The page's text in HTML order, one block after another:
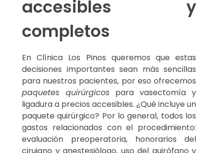
accesibles y
completos
En Clínica Los Pinos queremos que estas
decisiones importantes sean más sencillas
para nuestros pacientes, por eso ofrecemos
paquetes quirúrgicos para vasectomía y
ligadura a precios accesibles. ¿Qué incluye un
paquete quirúrgico? Por lo general, todos los
gastos relacionados con el procedimiento:
evaluación preoperatoria, honorarios del
cirujano y anestesiólogo, uso del quirófano y